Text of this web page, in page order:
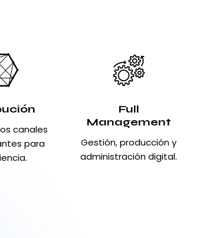
canales
para
Full
Management
Gestión, producción y
administración digital.